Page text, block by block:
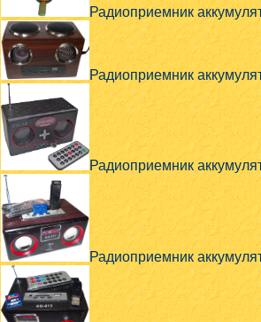
Радиоприемник
Радиоприемник
Радиоприемник
Радиоприемник